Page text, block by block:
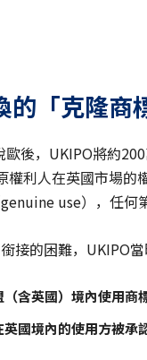
的「克隆商
後，UKIPO將約
利人在英國市場的
use），任何
接的困難，UKIPO當
含英國）境內使用商
國境內的使用方被承